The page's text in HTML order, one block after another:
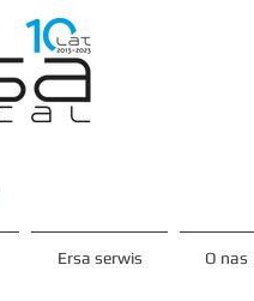
Ersa serwis O nas